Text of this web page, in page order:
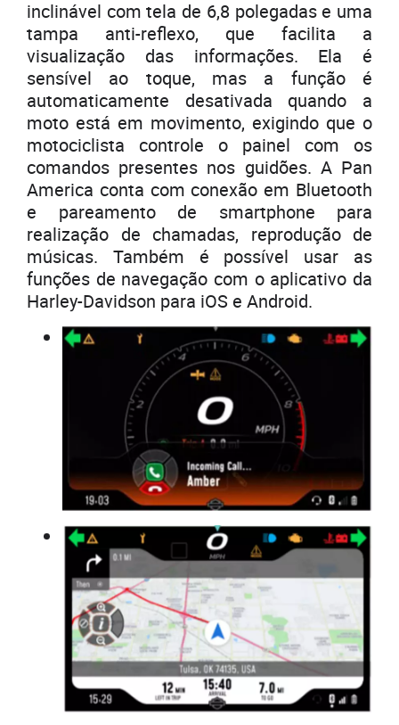
inclinável com tela de 6,8 polegadas e uma
tampa anti-reflexo, que facilita a
visualização das informações. Ela é
sensível ao toque, mas a função é
automaticamente desativada quando a
moto está em movimento, exigindo que o
motociclista controle o painel com os
comandos presentes nos guidões. A Pan
America conta com conexão em Bluetooth
e pareamento de smartphone para
realização de chamadas, reprodução de
músicas. Também é possível usar as
funções de navegação com o aplicativo da
Harley-Davidson para iOS e Android.